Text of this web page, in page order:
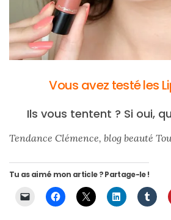
Actualités
mode
(5)
mode
(5)
Derniers
achats
Vous avez testé les
Ils vous tentent ? Si oui,
Tendance Clémence, blog beauté
Tu as aimé mon article ? Partage-le !